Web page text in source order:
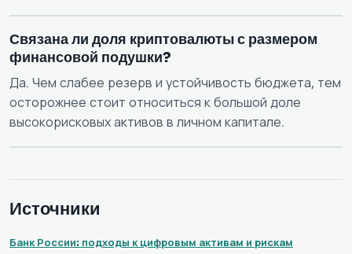
Связана ли доля криптовалюты с размером
финансовой подушки?
Да. Чем слабее резерв и устойчивость бюджета, тем
осторожнее стоит относиться к большой доле
высокорисковых активов в личном капитале.
Источники
Банк России: подходы к цифровым активам и рискам